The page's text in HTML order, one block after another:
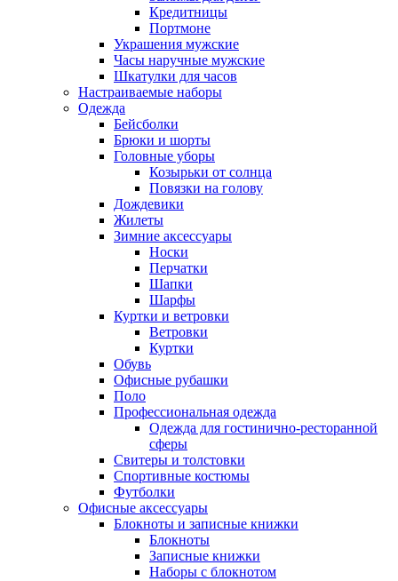
Кредитницы
Портмоне
Украшения мужские
Часы наручные мужские
Шкатулки для часов
Настраиваемые наборы
Одежда
Бейсболки
Брюки и шорты
Головные уборы
Козырьки от солнца
Повязки на голову
Дождевики
Жилеты
Зимние аксессуары
Носки
Перчатки
Шапки
Шарфы
Куртки и ветровки
Ветровки
Куртки
Обувь
Офисные рубашки
Поло
Профессиональная одежда
Одежда для гостинично-ресторанной
сферы
Свитеры и толстовки
Спортивные костюмы
Футболки
Офисные аксессуары
Блокноты и записные книжки
Блокноты
Записные книжки
Наборы с блокнотом